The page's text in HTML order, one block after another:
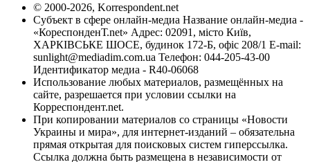
© 2000-2026, Korrespondent.net
Субъект в сфере онлайн-медиа Название онлайн-медиа -
«КореспонденТ.net» Адрес: 02091, місто Київ,
ХАРКІВСЬКЕ ШОСЕ, будинок 172-Б, офіс 208/1 E-mail:
sunlight@mediadim.com.ua Телефон: 044-205-43-00
Идентификатор медиа - R40-06068
Использование любых материалов, размещённых на
сайте, разрешается при условии ссылки на
Корреспондент.net.
При копировании материалов со страницы «Новости
Украины и мира», для интернет-изданий – обязательна
прямая открытая для поисковых систем гиперссылка.
Ссылка должна быть размещена в независимости от